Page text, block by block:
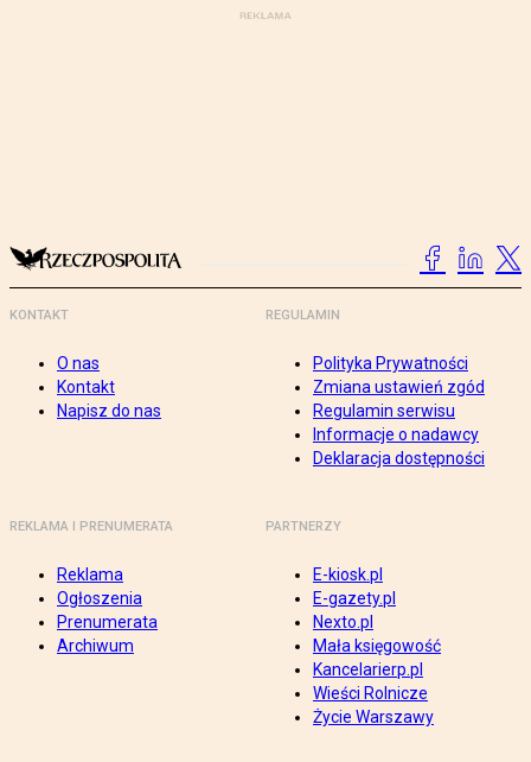
KONTAKT
O nas
Kontakt
Napisz do nas
REGULAMIN
Polityka Prywatności
Zmiana ustawień zgód
Regulamin serwisu
Informacje o nadawcy
Deklaracja dostępności
REKLAMA I PRENUMERATA
Reklama
Ogłoszenia
Prenumerata
Archiwum
PARTNERZY
E-kiosk.pl
E-gazety.pl
Nexto.pl
Mała księgowość
Kancelarierp.pl
Wieści Rolnicze
Życie Warszawy